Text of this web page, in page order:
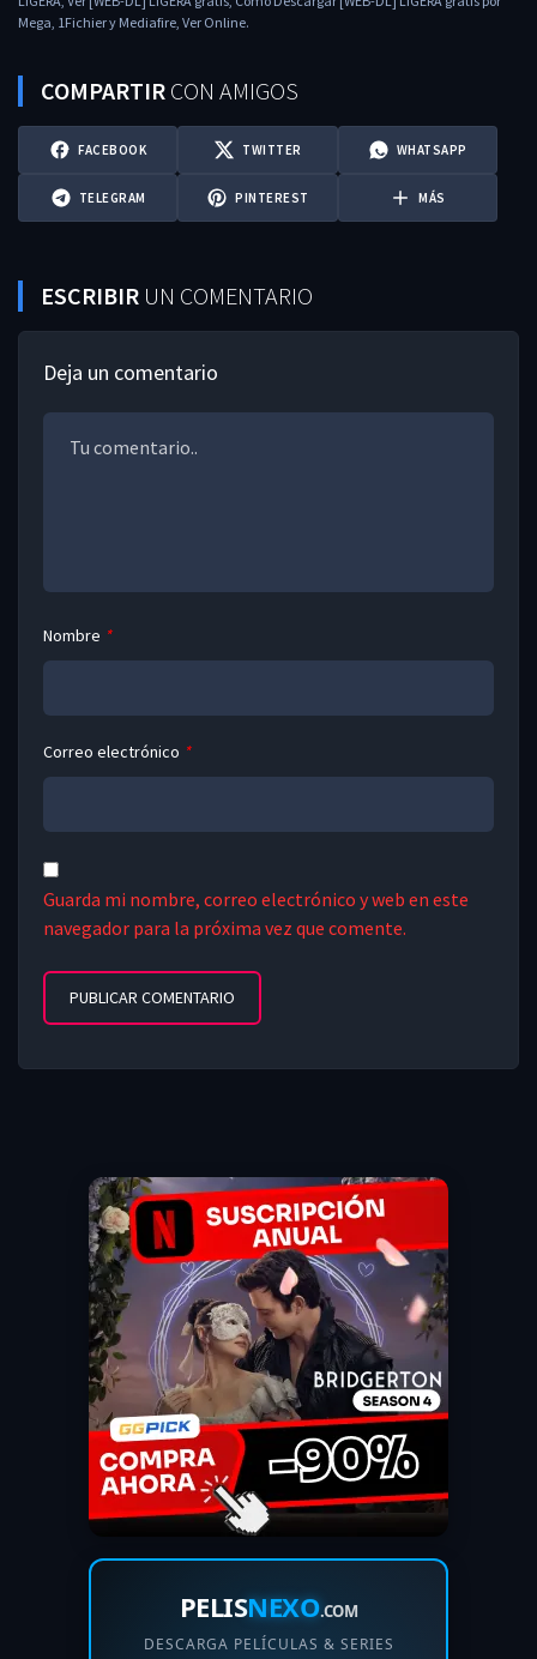
Mega, 1Fichier y Mediafire, Ver Online.
COMPARTIR CON AMIGOS
FACEBOOK TWITTER WHATSAPP
TELEGRAM PINTEREST MÁS
ESCRIBIR UN COMENTARIO
Deja un comentario
Nombre *
Correo electrónico *
Guarda mi nombre, correo electrónico y web en este
navegador para la próxima vez que comente.
PELISNEXO.COM
DESCARGA PELÍCULAS & SERIES